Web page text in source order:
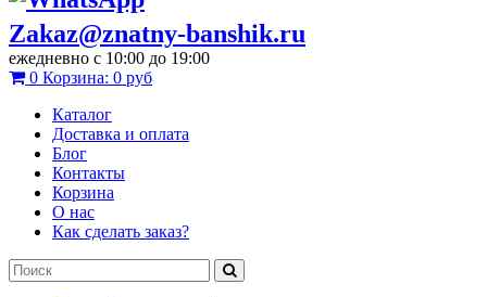
Zakaz@znatny-banshik.ru
ежедневно с 10:00 до 19:00
0 Корзина: 0 руб
Каталог
Доставка и оплата
Блог
Контакты
Корзина
О нас
Как сделать заказ?